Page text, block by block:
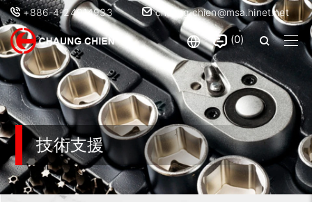
+886-4-24914933 chaung.chien@msa.hinet.net
0
技術支援